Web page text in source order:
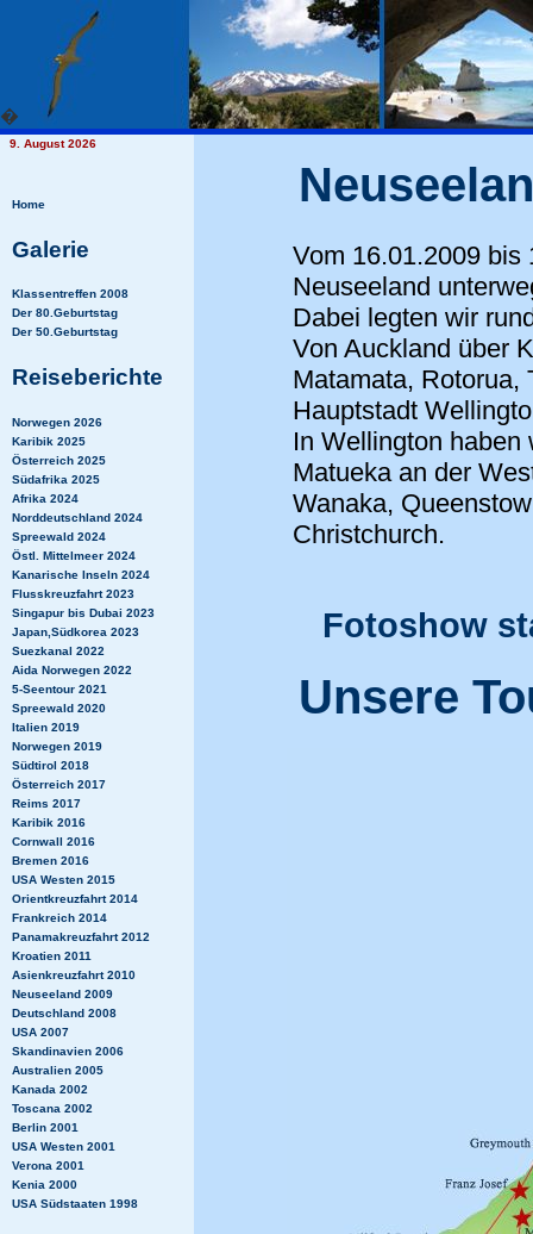
�
9. August 2026
Home
Galerie
Klassentreffen 2008
Der 80.Geburtstag
Der 50.Geburtstag
Reiseberichte
Norwegen 2026
Karibik 2025
Österreich 2025
Südafrika 2025
Afrika 2024
Norddeutschland 2024
Spreewald 2024
Östl. Mittelmeer 2024
Kanarische Inseln 2024
Flusskreuzfahrt 2023
Singapur bis Dubai 2023
Japan,Südkorea 2023
Suezkanal 2022
Aida Norwegen 2022
5-Seentour 2021
Spreewald 2020
Italien 2019
Norwegen 2019
Südtirol 2018
Österreich 2017
Reims 2017
Karibik 2016
Cornwall 2016
Bremen 2016
USA Westen 2015
Orientkreuzfahrt 2014
Frankreich 2014
Panamakreuzfahrt 2012
Kroatien 2011
Asienkreuzfahrt 2010
Neuseeland 2009
Deutschland 2008
USA 2007
Skandinavien 2006
Australien 2005
Kanada 2002
Toscana 2002
Berlin 2001
USA Westen 2001
Verona 2001
Kenia 2000
USA Südstaaten 1998
Vom 16.01.2009 bis
Neuseeland
Dabei legten wir
Von Auckland über
Matamata, Rotorua,
Hauptstadt
In Wellington haben
Matueka an der
Wanaka,
Christchurch.
Fotoshow
Unsere